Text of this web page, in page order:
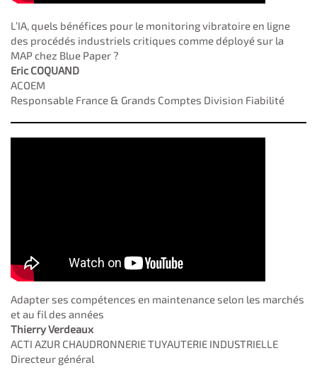
L’IA, quels bénéfices pour le monitoring vibratoire en ligne
des procédés industriels critiques comme déployé sur la
MAP chez Blue Paper ?
Eric COQUAND
ACOEM
Responsable France & Grands Comptes Division Fiabilité
Adapter ses compétences en maintenance selon les marchés
et au fil des années​
Thierry Verdeaux
ACTI AZUR CHAUDRONNERIE TUYAUTERIE INDUSTRIELLE
Directeur général​